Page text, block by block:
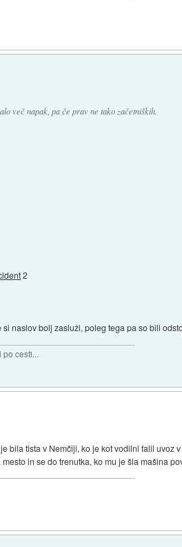
več napak, pa če prav ne tako začetniških.
2
naslov bolj zasluži, poleg tega pa so bili
po cesti...
bila tista v Nemčiji, ko je kot vodilni falil uvoz
in se do trenutka, ko mu je šla mašina